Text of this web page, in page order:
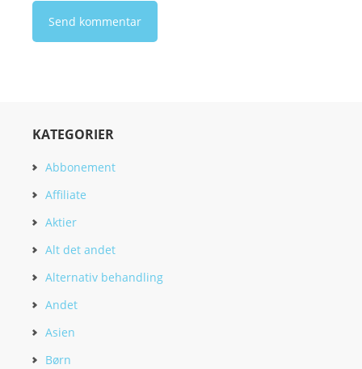
KATEGORIER
Abbonement
Affiliate
Aktier
Alt det andet
Alternativ behandling
Andet
Asien
Børn